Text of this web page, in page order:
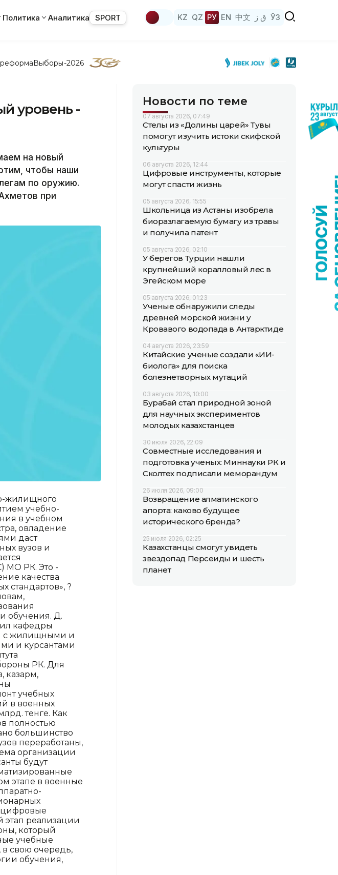
Политика Аналитика SPORT KZ QZ РУ EN 中文 ق ز ЎЗ
Выборы-2026
уровень -
на новый
чтобы наши
по оружию.
при
жилищного
учебно-
в учебном
овладение
даст
вузов и
МО РК. Это -
качества
стандартов», ?
обучения. Д.
кафедры
с жилищными и
и курсантами
РК. Для
казарм,
учебных
в военных
тенге. Как
полностью
большинство
переработаны,
организации
будут
этапе в военные
цифровые
этап реализации
который
учебные
в свою очередь,
обучения,
Новости по теме
07 августа 2026, 07:49
Стелы из «Долины царей» Тувы
помогут изучить истоки скифской
культуры
06 августа 2026, 12:44
Цифровые инструменты, которые
могут спасти жизнь
05 августа 2026, 15:55
Школьница из Астаны изобрела
биоразлагаемую бумагу из травы
и получила патент
05 августа 2026, 02:10
У берегов Турции нашли
крупнейший коралловый лес в
Эгейском море
05 августа 2026, 01:23
Ученые обнаружили следы
древней морской жизни у
Кровавого водопада в Антарктиде
04 августа 2026, 23:59
Китайские ученые создали «ИИ-
биолога» для поиска
болезнетворных мутаций
03 августа 2026, 10:00
Бурабай стал природной зоной
для научных экспериментов
молодых казахстанцев
30 июля 2026, 22:09
Совместные исследования и
подготовка ученых: Миннауки РК и
Сколтех подписали меморандум
26 июля 2026, 09:00
Возвращение алматинского
апорта: каково будущее
исторического бренда?
25 июля 2026, 02:25
Казахстанцы смогут увидеть
звездопад Персеиды и шесть
планет